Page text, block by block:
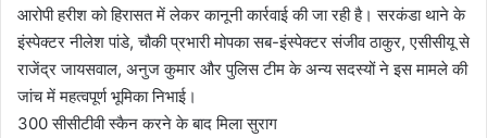
आरोपी हरीश को हिरासत में लेकर कानूनी कार्रवाई की जा रही है। सरकंडा थाने के
इंस्पेक्टर नीलेश पांडे, चौकी प्रभारी मोपका सब-इंस्पेक्टर संजीव ठाकुर, एसीसीयू से
राजेंद्र जायसवाल, अनुज कुमार और पुलिस टीम के अन्य सदस्यों ने इस मामले की
जांच में महत्वपूर्ण भूमिका निभाई।
300 सीसीटीवी स्कैन करने के बाद मिला सुराग